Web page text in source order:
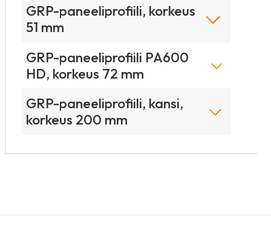
GRP-paneeliprofiili, korkeus
51 mm
GRP-paneeliprofiili PA600
HD, korkeus 72 mm
GRP-paneeliprofiili, kansi,
korkeus 200 mm